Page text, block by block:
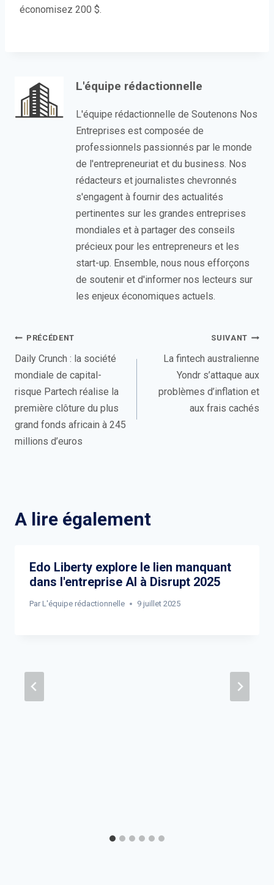
économisez 200 $.
L'équipe rédactionnelle
L'équipe rédactionnelle de Soutenons Nos
Entreprises est composée de
professionnels passionnés par le monde
de l'entrepreneuriat et du business. Nos
rédacteurs et journalistes chevronnés
s'engagent à fournir des actualités
pertinentes sur les grandes entreprises
mondiales et à partager des conseils
précieux pour les entrepreneurs et les
start-up. Ensemble, nous nous efforçons
de soutenir et d'informer nos lecteurs sur
les enjeux économiques actuels.
Navigation
de
l’article
PRÉCÉDENT
Daily Crunch : la société
mondiale de capital-
risque Partech réalise la
première clôture du plus
grand fonds africain à 245
millions d’euros
SUIVANT
La fintech australienne
Yondr s’attaque aux
problèmes d’inflation et
aux frais cachés
A lire également
Edo Liberty explore le lien manquant
dans l'entreprise AI à Disrupt 2025
Par L'équipe rédactionnelle 9 juillet 2025